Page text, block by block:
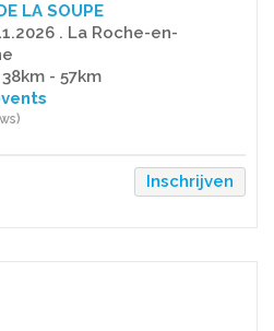
LA SOUPE
. La Roche-en-
- 57km
Inschrijven